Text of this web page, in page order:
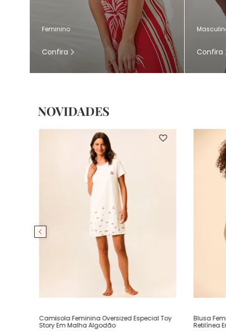
Feminino
Confira Confira
NOVIDADES
Camisola Feminina Oversized Especial Toy
Story Em Malha Algodão
Blusa
Retilínea